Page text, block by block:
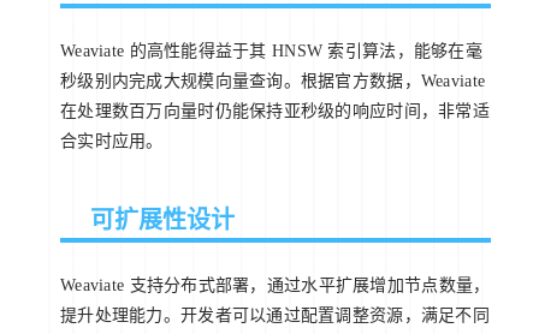
Weaviate 的高性能得益于其 HNSW 索引算法，能够在毫
秒级别内完成大规模向量查询。根据官方数据，Weaviate
在处理数百万向量时仍能保持亚秒级的响应时间，非常适
合实时应用。
可扩展性设计
Weaviate 支持分布式部署，通过水平扩展增加节点数量，
提升处理能力。开发者可以通过配置调整资源，满足不同